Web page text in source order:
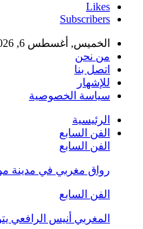
Likes
Subscribers
الخميس, أغسطس 6, 2026
من نحن
اتصل بنا
للإشهار
سياسة الخصوصية
الرئيسية
الفن السابع
الفن السابع
رواق مغربي في مدينة
الفن السابع
المغربي أنيس الرافعي